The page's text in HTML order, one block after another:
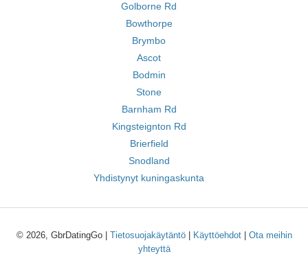
Golborne Rd
Bowthorpe
Brymbo
Ascot
Bodmin
Stone
Barnham Rd
Kingsteignton Rd
Brierfield
Snodland
Yhdistynyt kuningaskunta
© 2026, GbrDatingGo | Tietosuojakäytäntö| Käyttöehdot| Ota meihin
yhteyttä